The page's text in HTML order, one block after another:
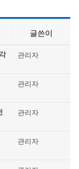
글쓴이
관리자
관리자
관리자
관리자